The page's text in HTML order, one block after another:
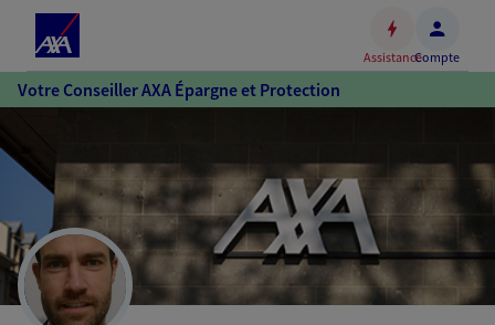
Accéder
au
Accéder
au
pied
de
page
AssistanceCompte
Votre Conseiller AXA Épargne et Protection